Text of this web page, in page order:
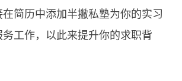
简历中添加半撇私塾为你的实习
工作，以此来提升你的求职背